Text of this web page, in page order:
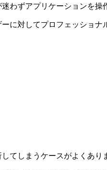
わずアプリケーションを操
に対してプロフェッショナ
てしまうケースがよくあり